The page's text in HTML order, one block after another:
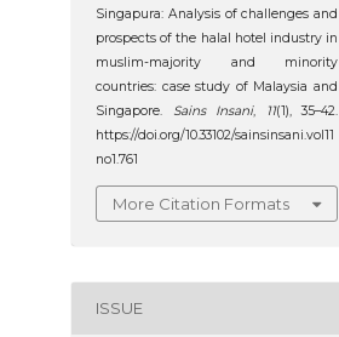
Singapura: Analysis of challenges and
prospects of the halal hotel industry in
muslim-majority and minority
countries: case study of Malaysia and
Singapore.
Sains Insani, 11(1), 35–42.
https://doi.org/10.33102/sainsinsani.vol11
no1.761
More Citation Formats
ISSUE